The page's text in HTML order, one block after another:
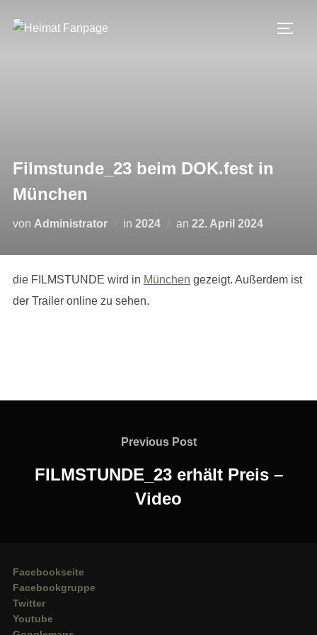
Inhalt
Filmstunde_23 beim DOK.fest in
München
von Administrator in 2024 an Veröffentlicht
22. April 2024
die FILMSTUNDE wird in München gezeigt. Außerdem ist
der Trailer online zu sehen.
Previous
Previous Post
FILMSTUNDE_23 erhält Preis –
Video
Facebookseite
Facebookgruppe
Twitter
Youtube